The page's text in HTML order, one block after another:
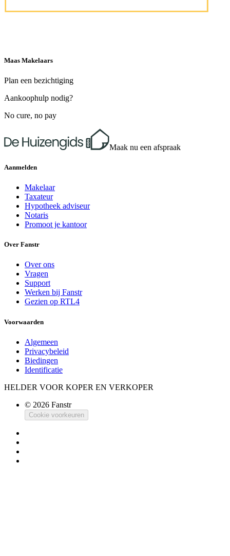
Maas Makelaars
Plan een bezichtiging
Aankoophulp nodig?
No cure, no pay
Maak nu een afspraak
Aanmelden
Makelaar
Taxateur
Hypotheek adviseur
Notaris
Promoot je kantoor
Over Fanstr
Over ons
Vragen
Support
Werken bij Fanstr
Gezien op RTL4
Voorwaarden
Algemeen
Privacybeleid
Biedingen
Identificatie
HELDER VOOR KOPER EN VERKOPER
© 2026 Fanstr
Cookie voorkeuren